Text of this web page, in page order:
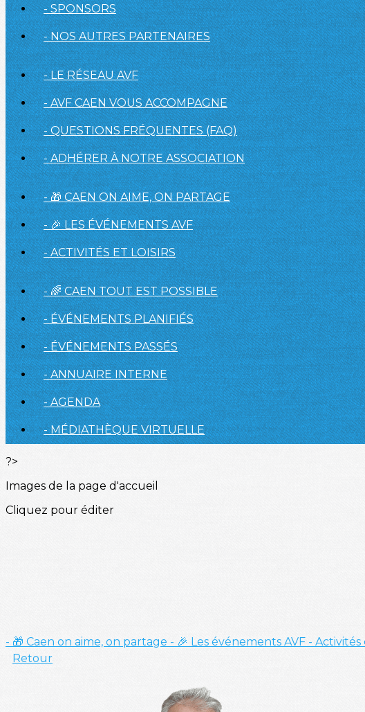
- SPONSORS
- NOS AUTRES PARTENAIRES
- LE RÉSEAU AVF
- AVF CAEN VOUS ACCOMPAGNE
- QUESTIONS FRÉQUENTES (FAQ)
- ADHÉRER À NOTRE ASSOCIATION
- 🎁 CAEN ON AIME, ON PARTAGE
- 🎉 LES ÉVÉNEMENTS AVF
- ACTIVITÉS ET LOISIRS
- 🌈 CAEN TOUT EST POSSIBLE
- ÉVÉNEMENTS PLANIFIÉS
- ÉVÉNEMENTS PASSÉS
- ANNUAIRE INTERNE
- AGENDA
- MÉDIATHÈQUE VIRTUELLE
?>
Images de la page d'accueil
Cliquez pour éditer
- 🎁 Caen on aime, on partage - 🎉 Les événements AVF - Activités
Retour